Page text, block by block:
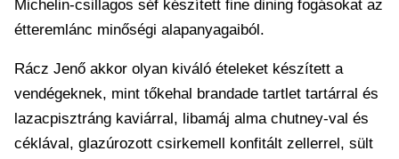
Michelin-csillagos séf készített fine dining fogásokat az
étteremlánc minőségi alapanyagaiból.
Rácz Jenő akkor olyan kiváló ételeket készített a
vendégeknek, mint tőkehal brandade tartlet tartárral és
lazacpisztráng kaviárral, libamáj alma chutney-val és
céklával, glazúrozott csirkemell konfitált zellerrel, sült